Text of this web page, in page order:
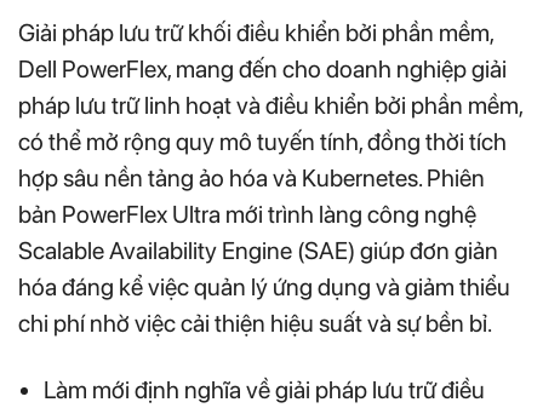
Giải pháp lưu trữ khối điều khiển bởi phần mềm,
Dell PowerFlex, mang đến cho doanh nghiệp giải
pháp lưu trữ linh hoạt và điều khiển bởi phần mềm,
có thể mở rộng quy mô tuyến tính, đồng thời tích
hợp sâu nền tảng ảo hóa và Kubernetes. Phiên
bản PowerFlex Ultra mới trình làng công nghệ
Scalable Availability Engine (SAE) giúp đơn giản
hóa đáng kể việc quản lý ứng dụng và giảm thiểu
chi phí nhờ việc cải thiện hiệu suất và sự bền bỉ.
Làm mới định nghĩa về giải pháp lưu trữ điều